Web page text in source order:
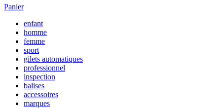
Panier
enfant
homme
femme
sport
gilets automatiques
professionnel
inspection
balises
accessoires
marques